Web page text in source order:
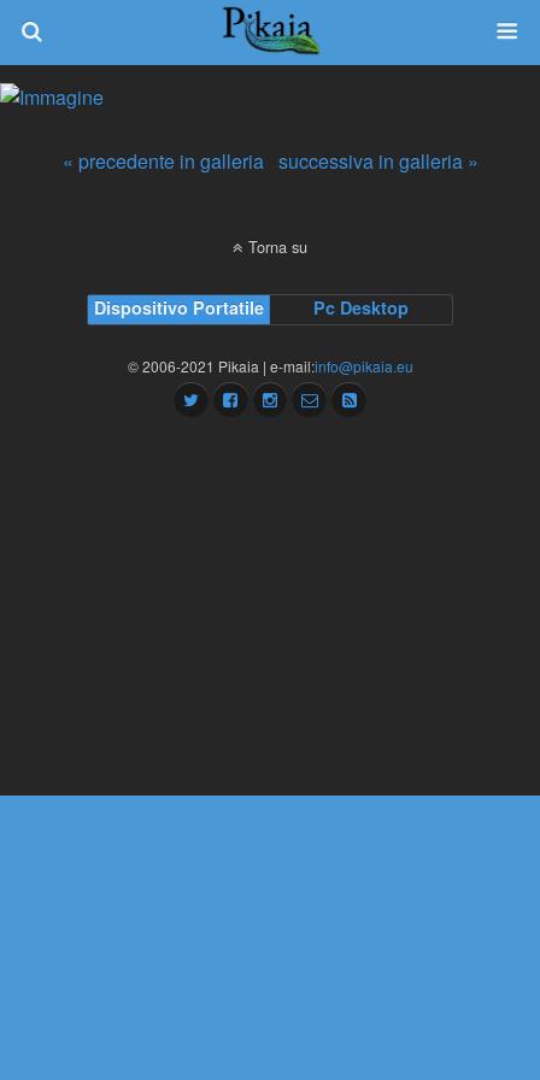
« precedente in galleria successiva in galleria »
Torna su
Dispositivo Portatile Pc Desktop
© 2006-2021 Pikaia | e-mail:info@pikaia.eu